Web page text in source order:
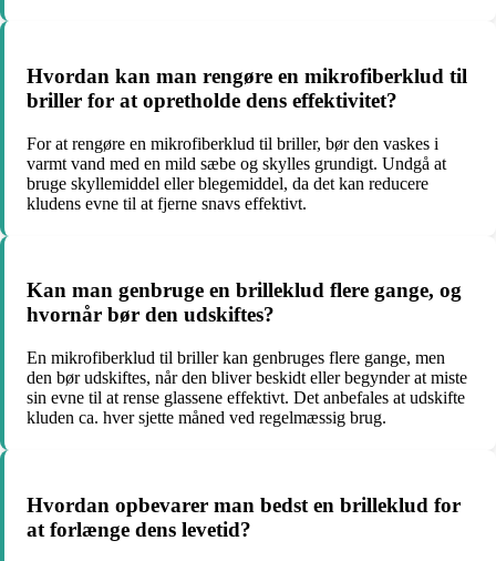
Hvordan kan man rengøre en mikrofiberklud til
briller for at opretholde dens effektivitet?
For at rengøre en mikrofiberklud til briller, bør den vaskes i
varmt vand med en mild sæbe og skylles grundigt. Undgå at
bruge skyllemiddel eller blegemiddel, da det kan reducere
kludens evne til at fjerne snavs effektivt.
Kan man genbruge en brilleklud flere gange, og
hvornår bør den udskiftes?
En mikrofiberklud til briller kan genbruges flere gange, men
den bør udskiftes, når den bliver beskidt eller begynder at miste
sin evne til at rense glassene effektivt. Det anbefales at udskifte
kluden ca. hver sjette måned ved regelmæssig brug.
Hvordan opbevarer man bedst en brilleklud for
at forlænge dens levetid?